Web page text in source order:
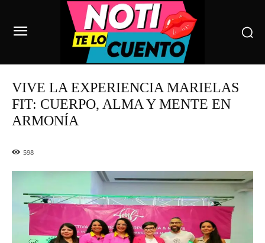
VIVE LA EXPERIENCIA MARIELAS
FIT: CUERPO, ALMA Y MENTE EN
ARMONÍA
598